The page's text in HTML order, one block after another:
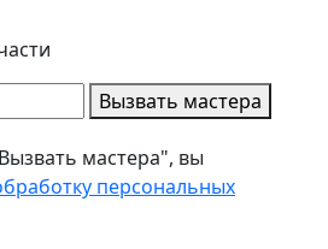
Вызвать мастера
мастера", вы
персональных